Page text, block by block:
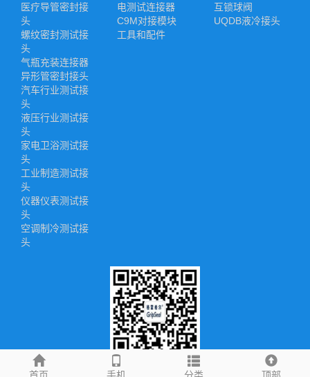
医疗导管密封接
头
螺纹密封测试接
头
气瓶充装连接器
异形管密封接头
汽车行业测试接
头
液压行业测试接
头
家电卫浴测试接
头
工业制造测试接
头
仪器仪表测试接
头
空调制冷测试接
头
电测试连接器
C9M对接模块
工具和配件
互锁球阀
UQDB液冷接头